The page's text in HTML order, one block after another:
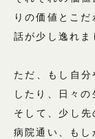
りの価値とこだ
話が少し逸れま
ただ、もし自
したり、日々の
そして、少し先
病院通い、もし